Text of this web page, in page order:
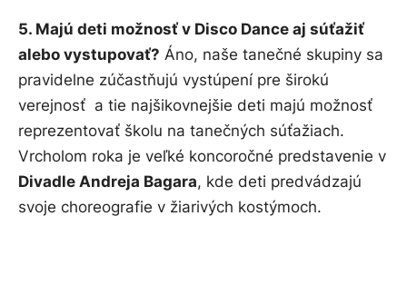
5. Majú deti možnosť v Disco Dance aj súťažiť
alebo vystupovať? Áno, naše tanečné skupiny sa
pravidelne zúčastňujú vystúpení pre širokú
verejnosť a tie najšikovnejšie deti majú možnosť
reprezentovať školu na tanečných súťažiach.
Vrcholom roka je veľké koncoročné predstavenie v
Divadle Andreja Bagara, kde deti predvádzajú
svoje choreografie v žiarivých kostýmoch.